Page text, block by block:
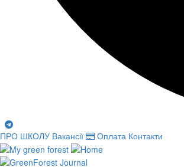
ПРО ШКОЛУ Вакансії Оплата Контакти